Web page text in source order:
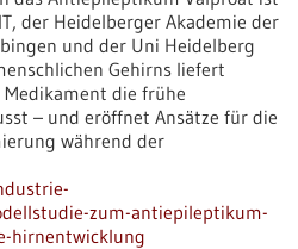
der Heidelberger Akademie der
und der Uni Heidelberg
Gehirns liefert
Medikament die frühe
– und eröffnet Ansätze für die
während der
zum-antiepileptikum-
hirnentwicklung